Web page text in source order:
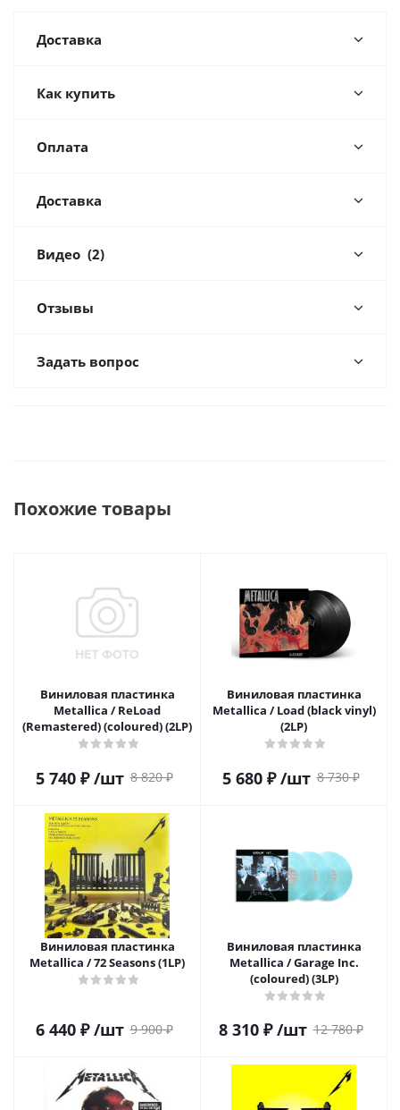
Доставка
Как купить
Оплата
Доставка
Видео (2)
Отзывы
Задать вопрос
Похожие товары
Виниловая пластинка
Metallica / ReLoad
(Remastered) (coloured) (2LP)
5 740₽ /шт 8 820₽
Виниловая пластинка
Metallica / Load (black vinyl)
(2LP)
5 680₽ /шт 8 730₽
Виниловая пластинка
Metallica / 72 Seasons (1LP)
6 440₽ /шт 9 900₽
Виниловая пластинка
Metallica / Garage Inc.
(coloured) (3LP)
8 310₽ /шт 12 780₽